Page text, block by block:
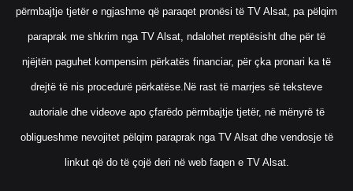
përmbajtje tjetër e ngjashme që paraqet pronësi të TV Alsat, pa pëlqim
paraprak me shkrim nga TV Alsat, ndalohet rreptësisht dhe për të
njëjtën paguhet kompensim përkatës financiar, për çka pronari ka të
drejtë të nis procedurë përkatëse.Në rast të marrjes së teksteve
autoriale dhe videove apo çfarëdo përmbajtje tjetër, në mënyrë të
obligueshme nevojitet pëlqim paraprak nga TV Alsat dhe vendosje të
linkut që do të çojë deri në web faqen e TV Alsat.